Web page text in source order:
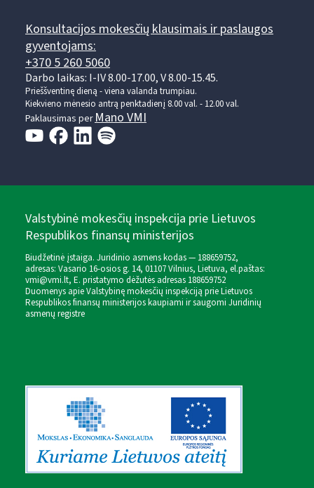
Konsultacijos mokesčių klausimais ir paslaugos
gyventojams:
+370 5 260 5060
Darbo laikas: I-IV 8.00-17.00, V 8.00-15.45.
Prieššventinę dieną - viena valanda trumpiau.
Kiekvieno mėnesio antrą penktadienį 8.00 val. - 12.00 val.
Paklausimas perMano VMI
Valstybinė mokesčių inspekcija prie Lietuvos
Respublikos finansų ministerijos
Biudžetinė įstaiga. Juridinio asmens kodas — 188659752,
adresas: Vasario 16-osios g. 14, 01107 Vilnius, Lietuva, el.paštas:
vmi@vmi.lt, E. pristatymo dėžutės adresas 188659752
Duomenys apie Valstybinę mokesčių inspekciją prie Lietuvos
Respublikos finansų ministerijos kaupiami ir saugomi Juridinių
asmenų registre